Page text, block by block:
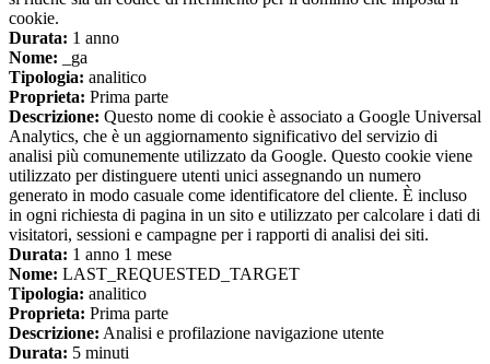
cookie.
Durata: 1 anno
Nome: _ga
Tipologia: analitico
Proprieta: Prima parte
Descrizione: Questo nome di cookie è associato a Google Universal
Analytics, che è un aggiornamento significativo del servizio di
analisi più comunemente utilizzato da Google. Questo cookie viene
utilizzato per distinguere utenti unici assegnando un numero
generato in modo casuale come identificatore del cliente. È incluso
in ogni richiesta di pagina in un sito e utilizzato per calcolare i dati di
visitatori, sessioni e campagne per i rapporti di analisi dei siti.
Durata: 1 anno 1 mese
Nome: LAST_REQUESTED_TARGET
Tipologia: analitico
Proprieta: Prima parte
Descrizione: Analisi e profilazione navigazione utente
Durata: 5 minuti